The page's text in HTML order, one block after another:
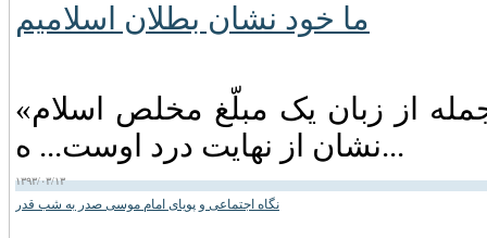
ما خود نشان بطلان اسلامیم
«ما خود نشان بطلان اسلامیم!» شنیدن این جمله از زبان یک مبلّغ مخلص اسلام
نشان از نهایت درد اوست... ه...
۱۳۹۳/۰۳/۱۳
نگاه اجتماعی و پویای امام موسی صدر به شب قدر